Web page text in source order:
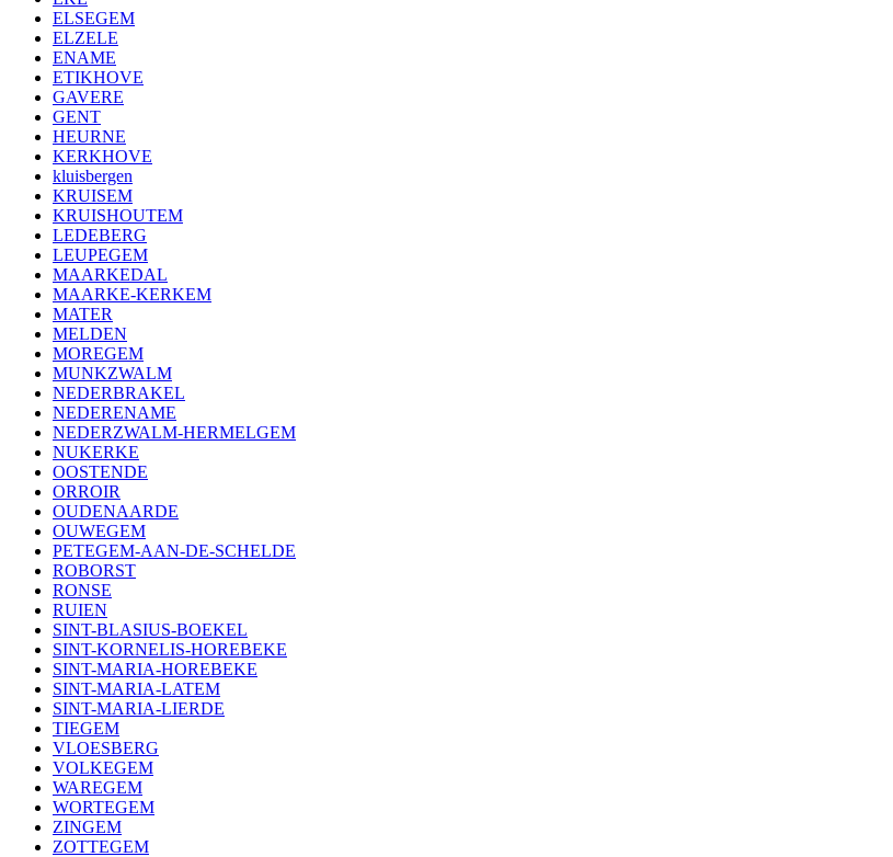
ELSEGEM
ELZELE
ENAME
ETIKHOVE
GAVERE
GENT
HEURNE
KERKHOVE
kluisbergen
KRUISEM
KRUISHOUTEM
LEDEBERG
LEUPEGEM
MAARKEDAL
MAARKE-KERKEM
MATER
MELDEN
MOREGEM
MUNKZWALM
NEDERBRAKEL
NEDERENAME
NEDERZWALM-HERMELGEM
NUKERKE
OOSTENDE
ORROIR
OUDENAARDE
OUWEGEM
PETEGEM-AAN-DE-SCHELDE
ROBORST
RONSE
RUIEN
SINT-BLASIUS-BOEKEL
SINT-KORNELIS-HOREBEKE
SINT-MARIA-HOREBEKE
SINT-MARIA-LATEM
SINT-MARIA-LIERDE
TIEGEM
VLOESBERG
VOLKEGEM
WAREGEM
WORTEGEM
ZINGEM
ZOTTEGEM